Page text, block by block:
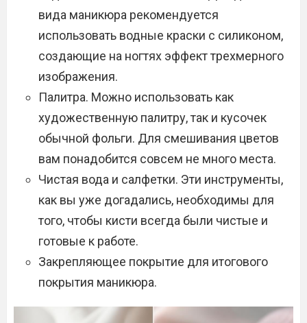
вида маникюра рекомендуется
использовать водные краски с силиконом,
создающие на ногтях эффект трехмерного
изображения.
Палитра. Можно использовать как
художественную палитру, так и кусочек
обычной фольги. Для смешивания цветов
вам понадобится совсем не много места.
Чистая вода и салфетки. Эти инструменты,
как вы уже догадались, необходимы для
того, чтобы кисти всегда были чистые и
готовые к работе.
Закрепляющее покрытие для итогового
покрытия маникюра.